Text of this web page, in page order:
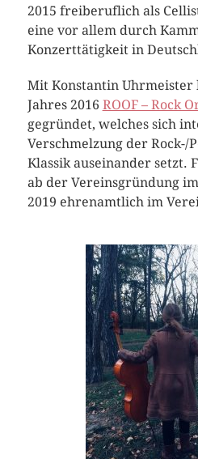
2015 freiberuflich als
eine vor allem durch
Konzerttätigkeit in
Mit Konstantin Uhrmeister
Jahres 2016 ROOF – Rock
gegründet, welches sich
Verschmelzung der Rock-/
Klassik auseinander setzt.
ab der Vereinsgründung
2019 ehrenamtlich im